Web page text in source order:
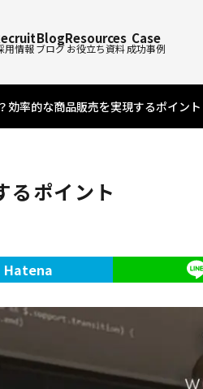
用情報
Blog
ブログ
Resources
お役立ち資料
Case
成功事例
効率的な商品販売を実現するポイント
ポイント
Hatena